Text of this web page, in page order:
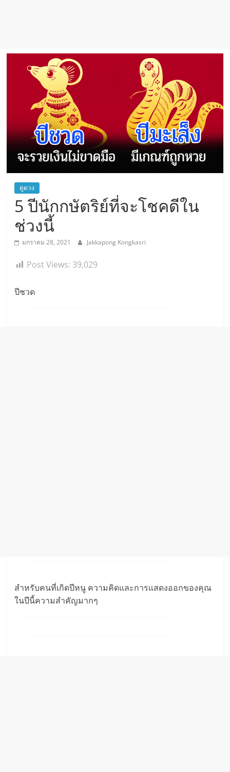
ดูดวง
5 ปีนักกษัตริย์ที่จะโชคดีใน
ช่วงนี้
มกราคม 28, 2021 Jakkapong Kongkasri
Post Views: 39,029
ปีชวด
สำหรับคนที่เกิดปีหนู ความคิดและการแสดงออกของคุณ
ในปีนี้ความสำคัญมากๆ